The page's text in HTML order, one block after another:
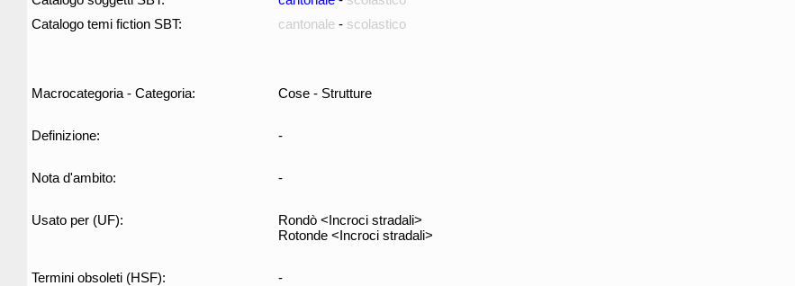
Catalogo temi fiction SBT:
cantonale - scolastico
Macrocategoria - Categoria: Cose - Strutture
Definizione: -
Nota d'ambito: -
Usato per (UF):
Rondò <Incroci stradali>
Rotonde <Incroci stradali>
Termini obsoleti (HSF): -